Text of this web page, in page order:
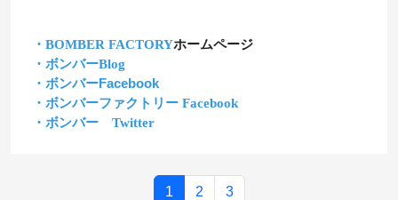
・BOMBER FACTORYホームページ
・ボンバーBlog
・ボンバーFacebook
・ボンバーファクトリー Facebook
・ボンバー Twitter
1 2 3